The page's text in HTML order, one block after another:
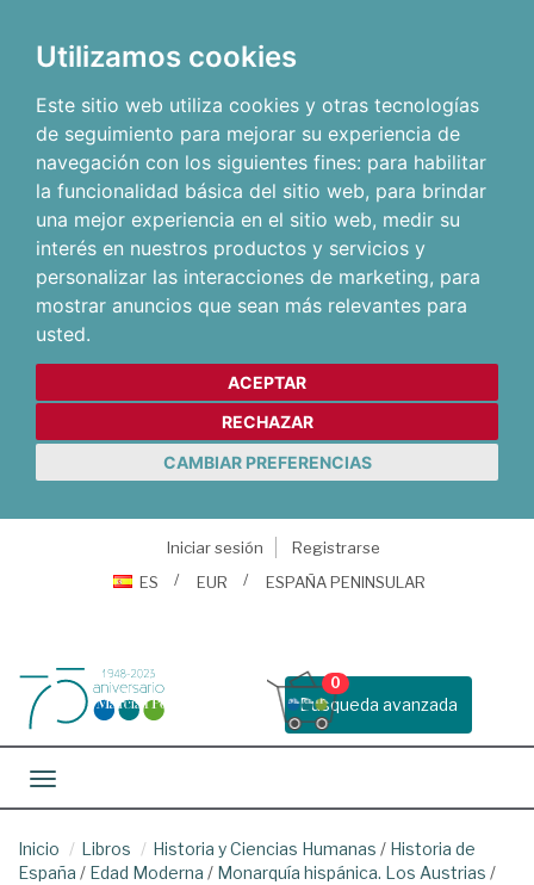
Utilizamos cookies
Este sitio web utiliza cookies y otras tecnologías
de seguimiento para mejorar su experiencia de
navegación con los siguientes fines: para habilitar
la funcionalidad básica del sitio web, para brindar
una mejor experiencia en el sitio web, medir su
interés en nuestros productos y servicios y
personalizar las interacciones de marketing, para
mostrar anuncios que sean más relevantes para
usted.
ACEPTAR
RECHAZAR
CAMBIAR PREFERENCIAS
Iniciar sesión
Registrarse
ES
EUR ESPAÑA PENINSULAR
Busqueda avanzada
0
Toggle navigation
Inicio Libros Historia y Ciencias Humanas / Historia de
España / Edad Moderna / Monarquía hispánica. Los Austrias /